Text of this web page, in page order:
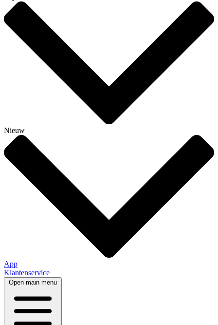
Nieuw
App
Klantenservice
Open main menu